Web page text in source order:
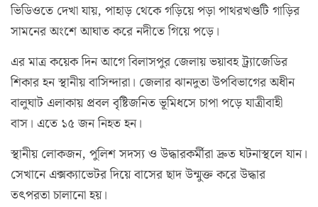
ভিডিওতে দেখা যায়, পাহাড় থেকে গড়িয়ে পড়া পাথরখণ্ডটি গাড়ির
সামনের অংশে আঘাত করে নদীতে গিয়ে পড়ে।
এর মাত্র কয়েক দিন আগে বিলাসপুর জেলায় ভয়াবহ ট্র্যাজেডির
শিকার হন স্থানীয় বাসিন্দারা। জেলার ঝানদুতা উপবিভাগের অধীন
বালুঘাট এলাকায় প্রবল বৃষ্টিজনিত ভূমিধসে চাপা পড়ে যাত্রীবাহী
বাস। এতে ১৫ জন নিহত হন।
স্থানীয় লোকজন, পুলিশ সদস্য ও উদ্ধারকর্মীরা দ্রুত ঘটনাস্থলে যান।
সেখানে এক্সক্যাভেটর দিয়ে বাসের ছাদ উন্মুক্ত করে উদ্ধার
তৎপরতা চালানো হয়।